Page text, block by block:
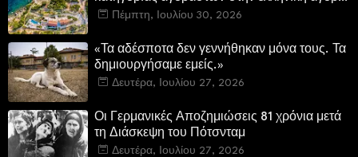
πολυτελών κατοικιών
Πέμπτη, Ιουλίου 30, 2026
«Τα αδέσποτα δεν γεννήθηκαν μόνα τους. Τα
δημιουργήσαμε εμείς.»
Δευτέρα, Ιουλίου 27, 2026
Οι Γερμανικές Αποζημιώσεις 81 χρόνια μετά
τη Διάσκεψη του Πότσνταμ
Δευτέρα, Ιουλίου 27, 2026